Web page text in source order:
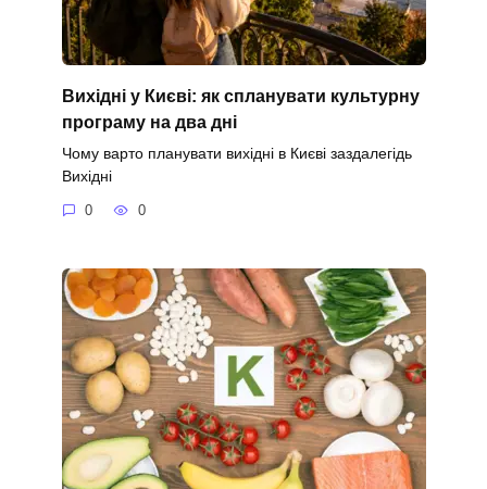
Вихідні у Києві: як спланувати культурну
програму на два дні
Чому варто планувати вихідні в Києві заздалегідь
Вихідні
0 0